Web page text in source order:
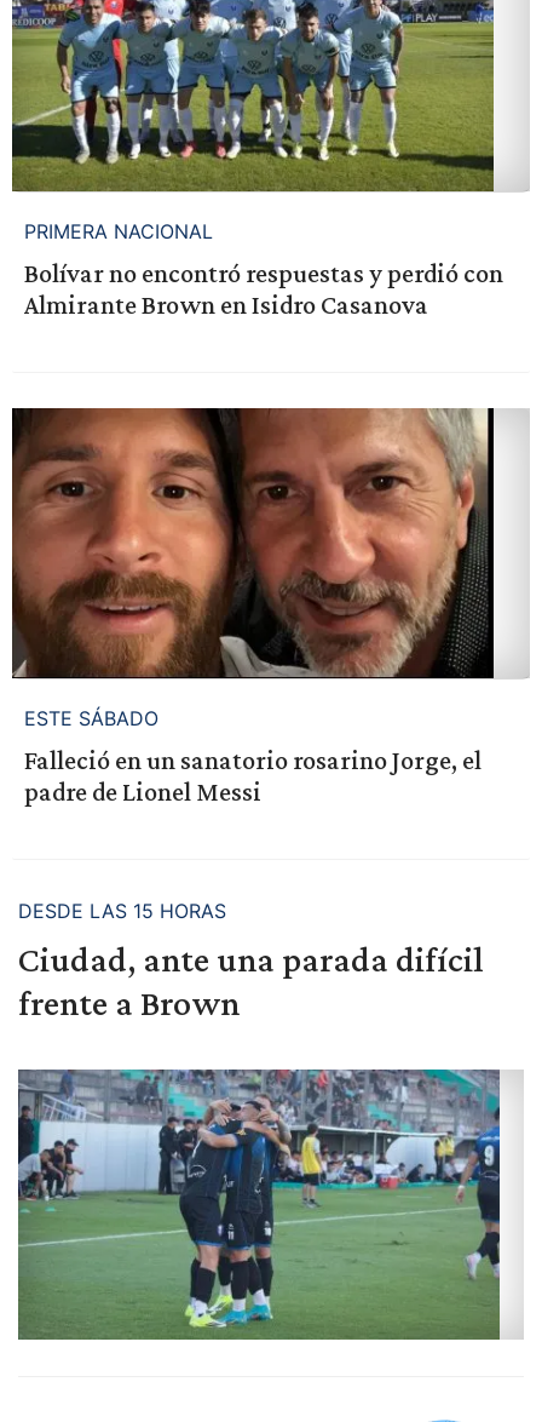
PRIMERA NACIONAL
Bolívar no encontró respuestas y perdió con
Almirante Brown en Isidro Casanova
ESTE SÁBADO
Falleció en un sanatorio rosarino Jorge, el
padre de Lionel Messi
DESDE LAS 15 HORAS
Ciudad, ante una parada difícil
frente a Brown